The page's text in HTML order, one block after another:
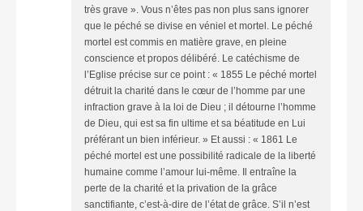
très grave ». Vous n’êtes pas non plus sans ignorer
que le péché se divise en véniel et mortel. Le péché
mortel est commis en matière grave, en pleine
conscience et propos délibéré. Le catéchisme de
l’Eglise précise sur ce point : « 1855 Le péché mortel
détruit la charité dans le cœur de l’homme par une
infraction grave à la loi de Dieu ; il détourne l’homme
de Dieu, qui est sa fin ultime et sa béatitude en Lui
préférant un bien inférieur. » Et aussi : « 1861 Le
péché mortel est une possibilité radicale de la liberté
humaine comme l’amour lui-même. Il entraîne la
perte de la charité et la privation de la grâce
sanctifiante, c’est-à-dire de l’état de grâce. S’il n’est